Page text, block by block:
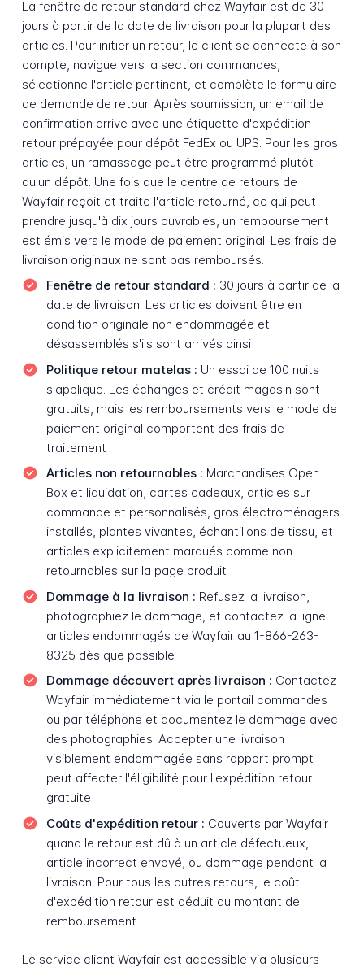
La fenêtre de retour standard chez Wayfair est de 30
jours à partir de la date de livraison pour la plupart des
articles. Pour initier un retour, le client se connecte à son
compte, navigue vers la section commandes,
sélectionne l'article pertinent, et complète le formulaire
de demande de retour. Après soumission, un email de
confirmation arrive avec une étiquette d'expédition
retour prépayée pour dépôt FedEx ou UPS. Pour les gros
articles, un ramassage peut être programmé plutôt
qu'un dépôt. Une fois que le centre de retours de
Wayfair reçoit et traite l'article retourné, ce qui peut
prendre jusqu'à dix jours ouvrables, un remboursement
est émis vers le mode de paiement original. Les frais de
livraison originaux ne sont pas remboursés.
Fenêtre de retour standard : 30 jours à partir de la
date de livraison. Les articles doivent être en
condition originale non endommagée et
désassemblés s'ils sont arrivés ainsi
Politique retour matelas : Un essai de 100 nuits
s'applique. Les échanges et crédit magasin sont
gratuits, mais les remboursements vers le mode de
paiement original comportent des frais de
traitement
Articles non retournables : Marchandises Open
Box et liquidation, cartes cadeaux, articles sur
commande et personnalisés, gros électroménagers
installés, plantes vivantes, échantillons de tissu, et
articles explicitement marqués comme non
retournables sur la page produit
Dommage à la livraison : Refusez la livraison,
photographiez le dommage, et contactez la ligne
articles endommagés de Wayfair au 1-866-263-
8325 dès que possible
Dommage découvert après livraison : Contactez
Wayfair immédiatement via le portail commandes
ou par téléphone et documentez le dommage avec
des photographies. Accepter une livraison
visiblement endommagée sans rapport prompt
peut affecter l'éligibilité pour l'expédition retour
gratuite
Coûts d'expédition retour : Couverts par Wayfair
quand le retour est dû à un article défectueux,
article incorrect envoyé, ou dommage pendant la
livraison. Pour tous les autres retours, le coût
d'expédition retour est déduit du montant de
remboursement
Le service client Wayfair est accessible via plusieurs